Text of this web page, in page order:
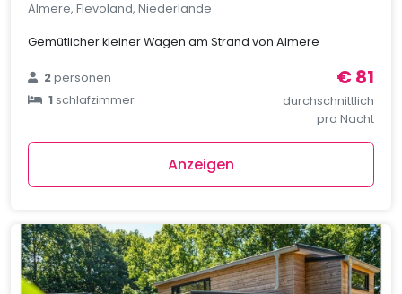
Almere, Flevoland, Niederlande
Gemütlicher kleiner Wagen am Strand von Almere
2personen
1schlafzimmer
€ 81
durchschnittlich
pro Nacht
Anzeigen